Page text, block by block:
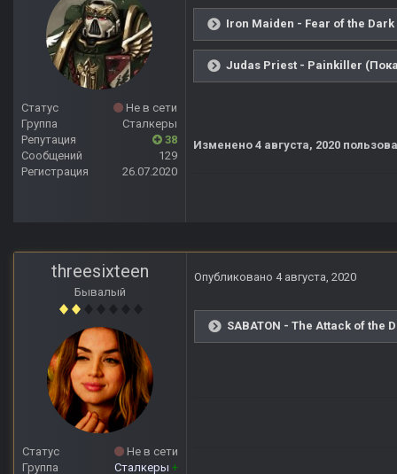
Статус
Не в сети
Группа
Сталкеры
Репутация
38
Сообщений
129
Регистрация
26.07.2020
Iron Maiden - Fear of the Dark
Judas Priest - Painkiller
Изменено 4 августа, 2020
threesixteen
Бывалый
Статус
Не в сети
Группа
Сталкеры +
Опубликовано 4 августа, 2020
SABATON - The Attack of the